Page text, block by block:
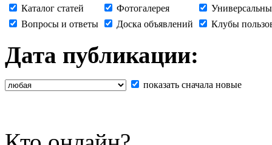
Каталог статей Фотогалерея
Вопросы и ответы
Доска объявлений Клубы
Дата публикации:
показать сначала новые